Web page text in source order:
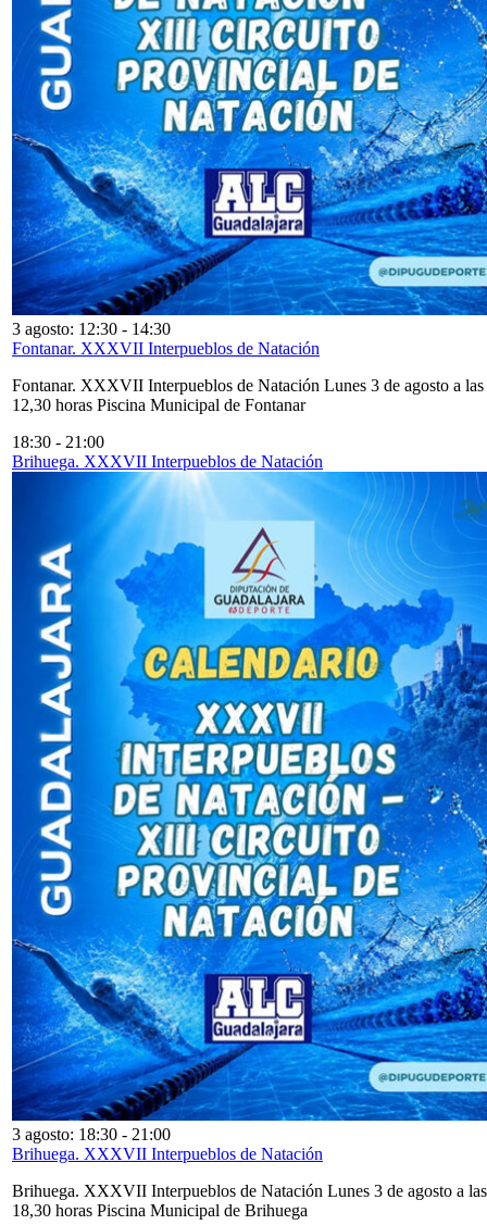
3 agosto: 12:30 - 14:30
Fontanar. XXXVII Interpueblos de Natación
Fontanar. XXXVII Interpueblos de Natación Lunes 3 de agosto a las
12,30 horas Piscina Municipal de Fontanar
18:30 - 21:00
Brihuega. XXXVII Interpueblos de Natación
3 agosto: 18:30 - 21:00
Brihuega. XXXVII Interpueblos de Natación
Brihuega. XXXVII Interpueblos de Natación Lunes 3 de agosto a las
18,30 horas Piscina Municipal de Brihuega